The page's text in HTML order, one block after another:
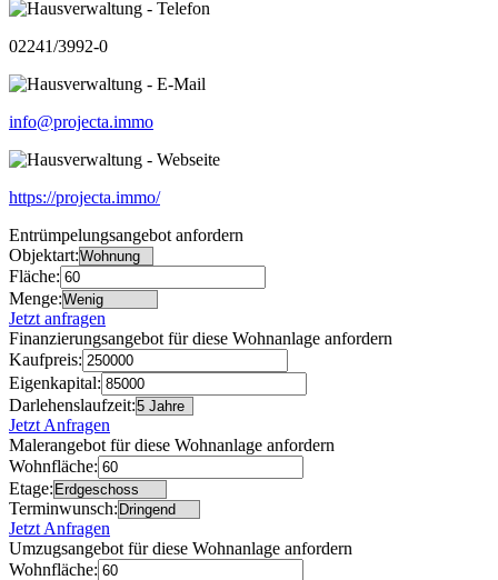
02241/3992-0
info@projecta.immo
https://projecta.immo/
Entrümpelungsangebot anfordern
Objektart:
Fläche:
Menge:
Jetzt anfragen
Finanzierungsangebot für diese Wohnanlage anfordern
Kaufpreis:
Eigenkapital:
Darlehenslaufzeit:
Jetzt Anfragen
Malerangebot für diese Wohnanlage anfordern
Wohnfläche:
Etage:
Terminwunsch:
Jetzt Anfragen
Umzugsangebot für diese Wohnanlage anfordern
Wohnfläche: